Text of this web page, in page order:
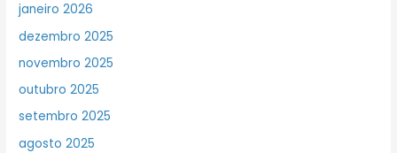
janeiro 2026
dezembro 2025
novembro 2025
outubro 2025
setembro 2025
agosto 2025